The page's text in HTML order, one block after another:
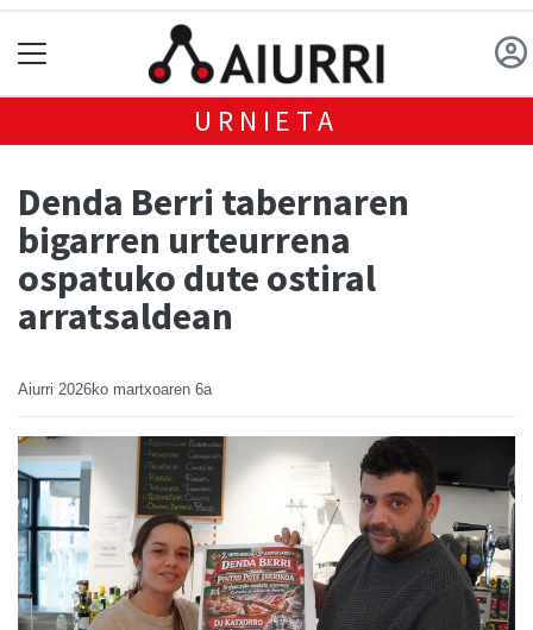
URNIETA
Denda Berri tabernaren
bigarren urteurrena
ospatuko dute ostiral
arratsaldean
Aiurri 2026ko martxoaren 6a